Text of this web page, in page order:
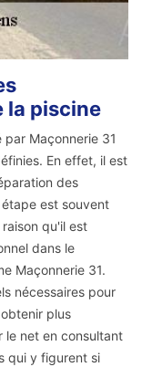
la piscine
Maçonnerie 31
En effet, il est
des
est souvent
qu'il est
dans le
Maçonnerie 31.
nécessaires pour
plus
net en consultant
qui y figurent si